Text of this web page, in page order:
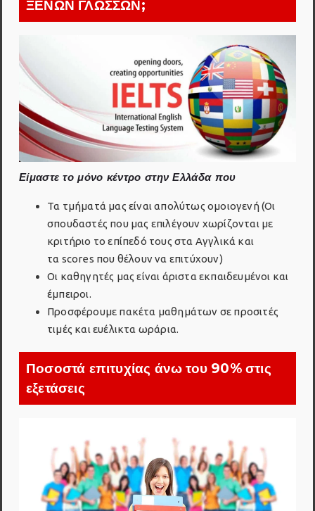
ΞΕΝΩΝ ΓΛΩΣΣΩΝ;
Είμαστε το μόνο κέντρο στην Ελλάδα που
Τα τμήματά μας είναι απολύτως ομοιογενή (Οι
σπουδαστές που μας επιλέγουν χωρίζονται με
κριτήριο το επίπεδό τους στα Αγγλικά και
τα scores που θέλουν να επιτύχουν)
Οι καθηγητές μας είναι άριστα εκπαιδευμένοι και
έμπειροι.
Προσφέρουμε πακέτα μαθημάτων σε προσιτές
τιμές και ευέλικτα ωράρια.
Ποσοστά επιτυχίας άνω του 90% στις
εξετάσεις